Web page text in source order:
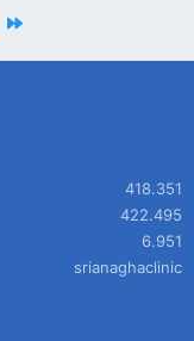
418.351
422.495
6.951
srianaghaclinic